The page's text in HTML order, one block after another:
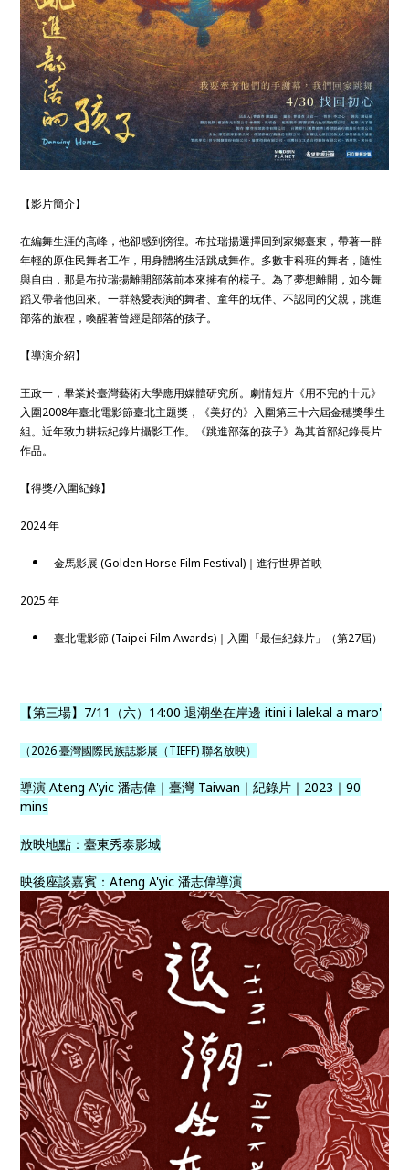
【影片簡介】
在編舞生涯的高峰，他卻感到徬徨。布拉瑞揚選擇回到家鄉臺東，帶著一群
年輕的原住民舞者工作，用身體將生活跳成舞作。多數非科班的舞者，隨性
與自由，那是布拉瑞揚離開部落前本來擁有的樣子。為了夢想離開，如今舞
蹈又帶著他回來。一群熱愛表演的舞者、童年的玩伴、不認同的父親，跳進
部落的旅程，喚醒著曾經是部落的孩子。
【導演介紹】
王政一，畢業於臺灣藝術大學應用媒體研究所。劇情短片《用不完的十元》
入圍2008年臺北電影節臺北主題獎，《美好的》入圍第三十六屆金穗獎學生
組。近年致力耕耘紀錄片攝影工作。《跳進部落的孩子》為其首部紀錄長片
作品。
【得獎/入圍紀錄】
2024 年
金馬影展 (Golden Horse Film Festival)｜進行世界首映
2025 年
臺北電影節 (Taipei Film Awards)｜入圍「最佳紀錄片」（第27屆）
【第三場】7/11（六）14:00 退潮坐在岸邊 itini i lalekal a maro'
（2026 臺灣國際民族誌影展（TIEFF) 聯名放映）
導演 Ateng A'yic 潘志偉｜臺灣 Taiwan｜紀錄片｜2023｜90
mins
放映地點：臺東秀泰影城
映後座談嘉賓：Ateng A'yic 潘志偉導演